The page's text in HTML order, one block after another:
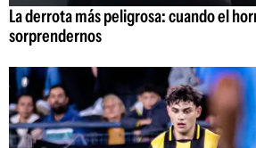
La derrota más peligrosa: cuando el
sorprendernos